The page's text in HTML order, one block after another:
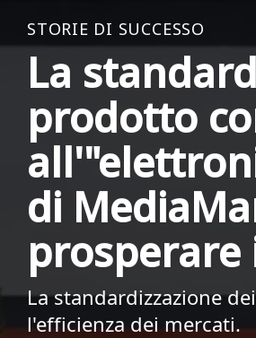
STORIE DI SUCCESSO
La
prodotto
di
La standardizzazione
l'efficienza dei mercati.